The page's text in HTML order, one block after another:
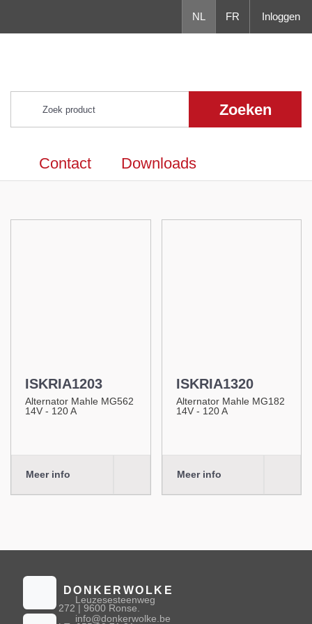
NL FR Inloggen
Zoeken
Contact Downloads
ISKRIA1203
Alternator Mahle MG562
14V - 120 A
Meer info
ISKRIA1320
Alternator Mahle MG182
14V - 120 A
Meer info
DONKERWOLKE
Leuzesesteenweg
272 | 9600 Ronse.
info@donkerwolke.be